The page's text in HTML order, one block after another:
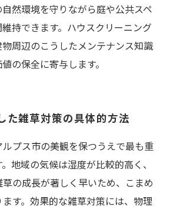
然環境を守りながら庭や公共スペ
持できます。ハウスクリーニング
周辺のこうしたメンテナンス知識
の保全に寄与します。
た雑草対策の具体的方法
プス市の美観を保つうえで最も重
地域の気候は湿度が比較的高く、
の成長が著しく早いため、こまめ
す。効果的な雑草対策には、物理